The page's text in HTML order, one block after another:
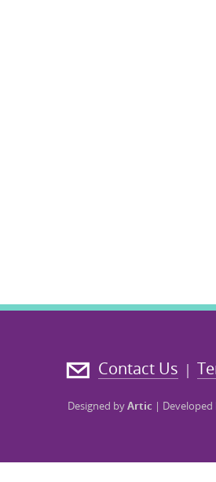
|
Contact Us
Designed byArtic | Developed